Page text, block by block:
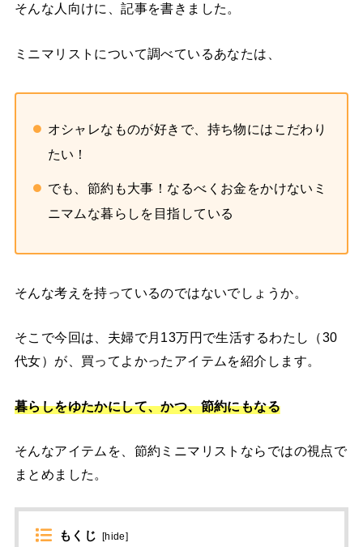
そんな人向けに、記事を書きました。
ミニマリストについて調べているあなたは、
オシャレなものが好きで、持ち物にはこだわり
たい！
でも、節約も大事！なるべくお金をかけないミ
ニマムな暮らしを目指している
そんな考えを持っているのではないでしょうか。
そこで今回は、夫婦で月13万円で生活するわたし（30
代女）が、買ってよかったアイテムを紹介します。
暮らしをゆたかにして、かつ、節約にもなる
そんなアイテムを、節約ミニマリストならではの視点で
まとめました。
もくじ [hide]